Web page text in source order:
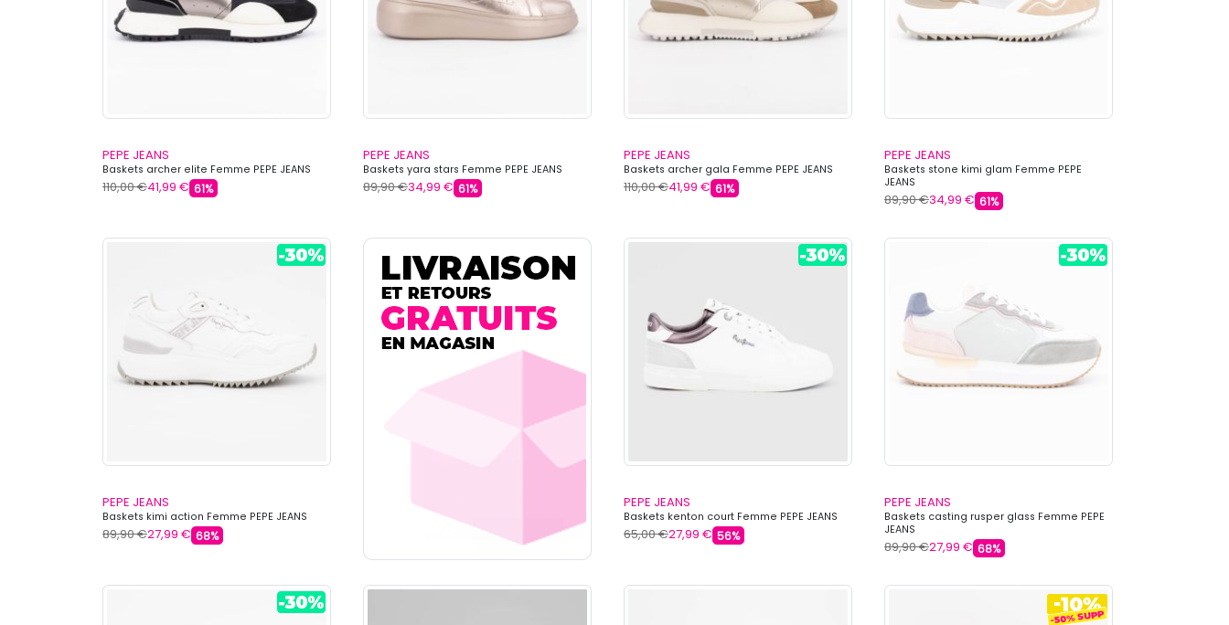
PEPE JEANS
Baskets archer elite Femme PEPE JEANS
110,00 €41,99 € 61%
PEPE JEANS
Baskets yara stars Femme PEPE JEANS
89,90 €34,99 € 61%
PEPE JEANS
Baskets archer gala Femme PEPE JEANS
110,00 €41,99 € 61%
PEPE JEANS
Baskets stone kimi glam Femme PEPE
JEANS
89,90 €34,99 € 61%
PEPE JEANS
Baskets kimi action Femme PEPE JEANS
89,90 €27,99 € 68%
PEPE JEANS
Baskets kenton court Femme PEPE JEANS
65,00 €27,99 € 56%
PEPE JEANS
Baskets casting rusper glass Femme PEPE
JEANS
89,90 €27,99 € 68%